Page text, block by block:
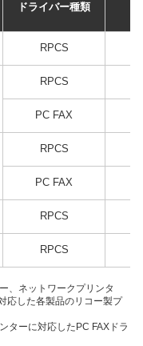
ドライバー種類
RPCS
RPCS
PC FAX
RPCS
PC FAX
RPCS
RPCS
、ネットワークプリンタ
応した各製品のリコー製プ
ターに対応したPC FAXドラ